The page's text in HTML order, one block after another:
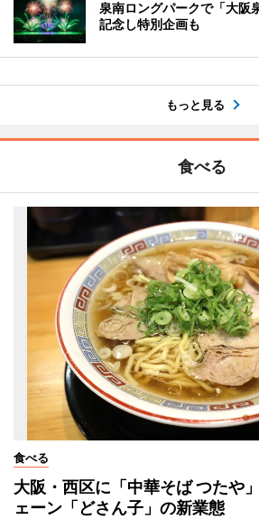
泉南ロングパークで「大
記念し特別企画も
もっと見る
食べる
食べる
大阪・西区に「中華そば つたや
ェーン「どさん子」の新業態